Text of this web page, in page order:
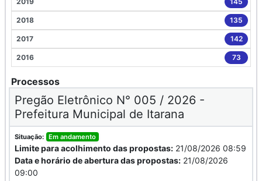
2018 135
2017 142
2016 73
Processos
Pregão Eletrônico N° 005 / 2026 -
Prefeitura Municipal de Itarana
Situação: Em andamento
Limite para acolhimento das propostas: 21/08/2026 08:59
Data e horário de abertura das propostas: 21/08/2026
09:00